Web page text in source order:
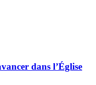
dans l’Église